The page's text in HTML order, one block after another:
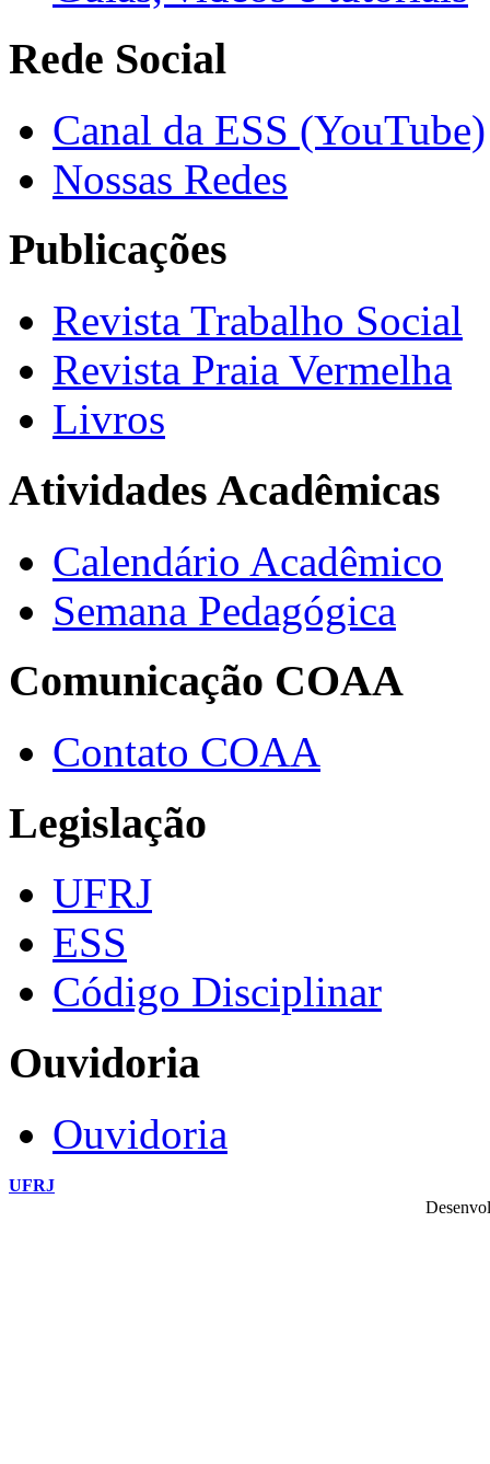
Rede Social
Canal da ESS (YouTube)
Nossas Redes
Publicações
Revista Trabalho Social
Revista Praia Vermelha
Livros
Atividades Acadêmicas
Calendário Acadêmico
Semana Pedagógica
Comunicação COAA
Contato COAA
Legislação
UFRJ
ESS
Código Disciplinar
Ouvidoria
Ouvidoria
UFRJ